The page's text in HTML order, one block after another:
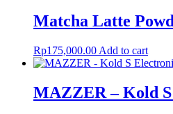
Matcha Latte
Rp175,000.00 Add to cart
MAZZER – Kold